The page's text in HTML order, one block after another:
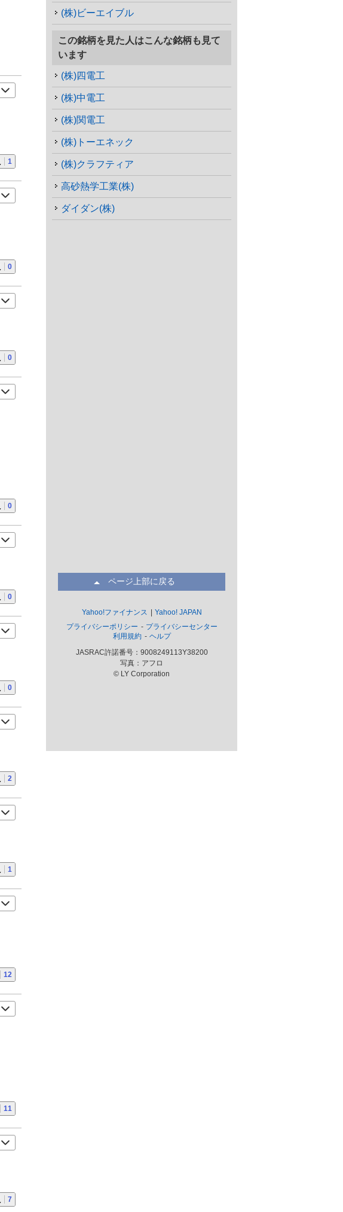
1
0
0
0
0
0
2
1
12
11
7
(株)ビーエイブル
この銘柄を見た人はこんな銘柄も見て
います
(株)四電工
(株)中電工
(株)関電工
(株)トーエネック
(株)クラフティア
高砂熱学工業(株)
ダイダン(株)
ページ上部に戻る
Yahoo!ファイナンス
Yahoo! JAPAN
プライバシーポリシー
プライバシーセンター
利用規約
ヘルプ
JASRAC許諾番号：9008249113Y38200
写真：アフロ
© LY Corporation